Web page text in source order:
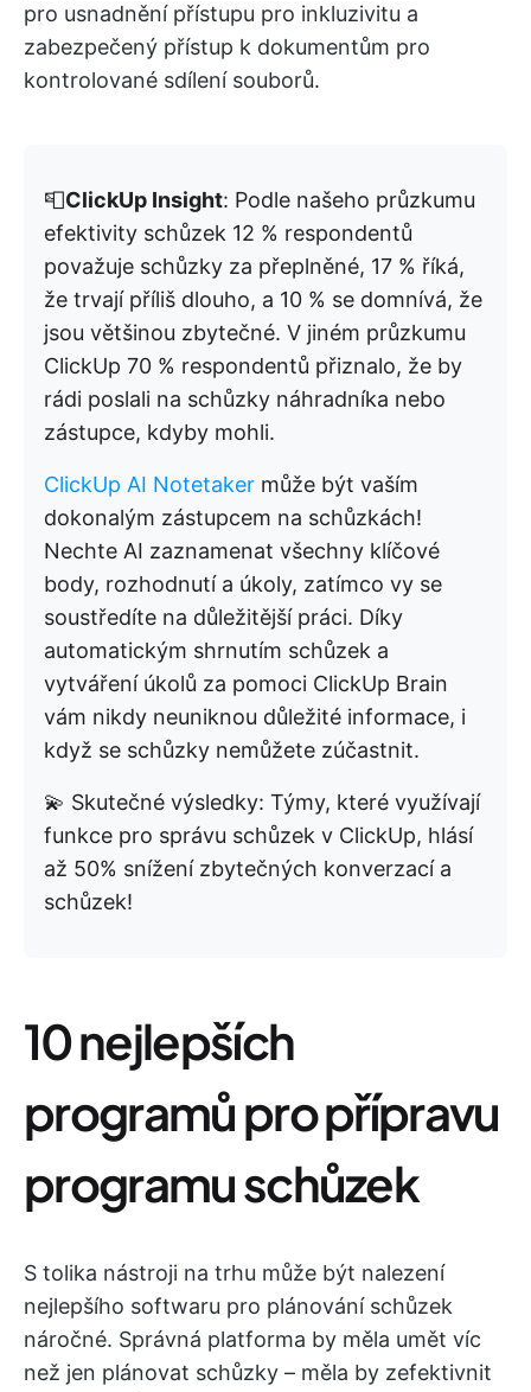
pro usnadnění přístupu pro inkluzivitu a
zabezpečený přístup k dokumentům pro
kontrolované sdílení souborů.
📮ClickUp Insight: Podle našeho průzkumu
efektivity schůzek 12 % respondentů
považuje schůzky za přeplněné, 17 % říká,
že trvají příliš dlouho, a 10 % se domnívá, že
jsou většinou zbytečné. V jiném průzkumu
ClickUp 70 % respondentů přiznalo, že by
rádi poslali na schůzky náhradníka nebo
zástupce, kdyby mohli.
ClickUp AI Notetaker může být vaším
dokonalým zástupcem na schůzkách!
Nechte AI zaznamenat všechny klíčové
body, rozhodnutí a úkoly, zatímco vy se
soustředíte na důležitější práci. Díky
automatickým shrnutím schůzek a
vytváření úkolů za pomoci ClickUp Brain
vám nikdy neuniknou důležité informace, i
když se schůzky nemůžete zúčastnit.
💫 Skutečné výsledky: Týmy, které využívají
funkce pro správu schůzek v ClickUp, hlásí
až 50% snížení zbytečných konverzací a
schůzek!
10 nejlepších
programů pro přípravu
programu schůzek
S tolika nástroji na trhu může být nalezení
nejlepšího softwaru pro plánování schůzek
náročné. Správná platforma by měla umět víc
než jen plánovat schůzky – měla by zefektivnit